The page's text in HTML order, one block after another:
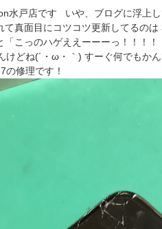
水戸店です いや、ブログに浮上
て真面目にコツコツ更新してるの
「こっのハゲええーーーっ！！！
けどね(´・ω・｀) すーぐ何でもか
修理です！